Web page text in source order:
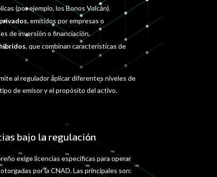
(por ejemplo, los Bonos Volcán).
, emitidos por empresas o
de inversión o financiación.
, que combinan características de
al regulador aplicar diferentes niveles de
de emisor y el propósito del activo.
bajo la regulación
exige licencias específicas para operar
por la CNAD. Las principales son: